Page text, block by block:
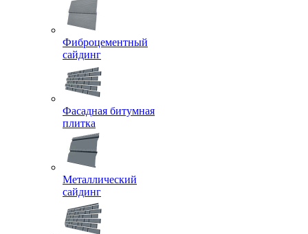
Фиброцементный
сайдинг
Фасадная битумная
плитка
Металлический
сайдинг